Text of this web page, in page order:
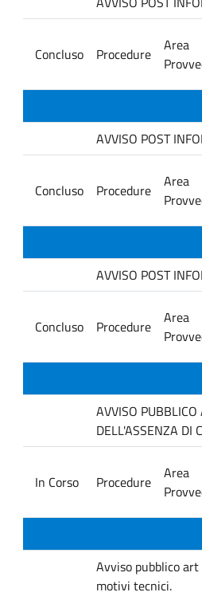
Concluso Procedure
Area
AVVISO POST
Concluso Procedure
Area
AVVISO POST
Concluso Procedure
Area
AVVISO
DELL'ASSENZA DI
In Corso Procedure
Area
Avviso pubblico
motivi tecnici.